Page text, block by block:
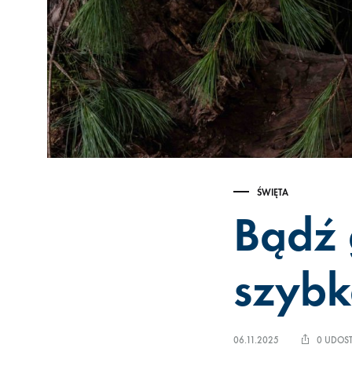
ŚWIĘTA
06.11.2025 0